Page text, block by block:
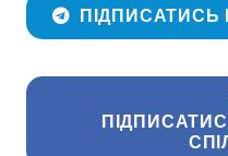
ПІДПИСАТИСЬ